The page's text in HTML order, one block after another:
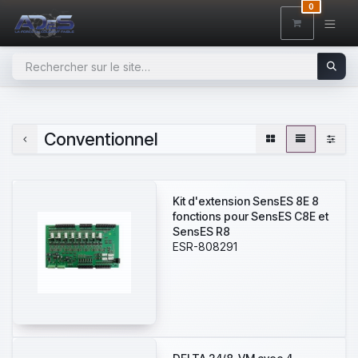
0
Conventionnel
Kit d'extension SensES 8E 8
fonctions pour SensES C8E et
SensES R8
ESR-808291